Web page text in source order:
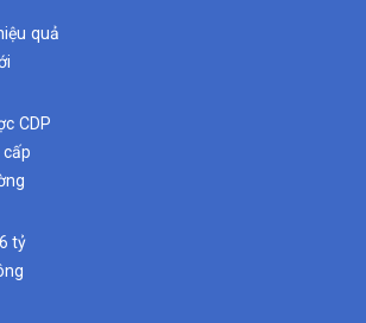
quả
CDP
tỷ